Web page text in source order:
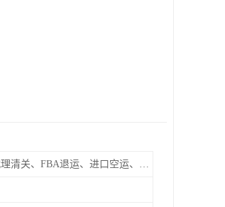
国际快递、代理清关、FBA退运、进口空运、进口海运